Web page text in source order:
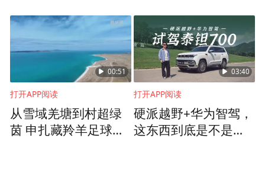
00:51
打开APP阅读
从雪域羌塘到村超绿
茵 申扎藏羚羊足球队
03:40
打开APP阅读
硬派越野+华为智驾，
这东西到底是不是智